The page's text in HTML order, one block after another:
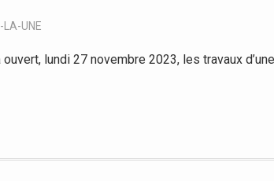
LA-UNE
lundi 27 novembre 2023, les travaux d’une